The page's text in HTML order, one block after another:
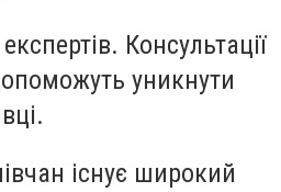
Консультації
уникнути
існує широкий